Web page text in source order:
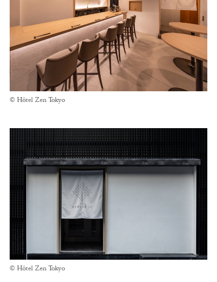
© Hôtel Zen Tokyo
© Hôtel Zen Tokyo